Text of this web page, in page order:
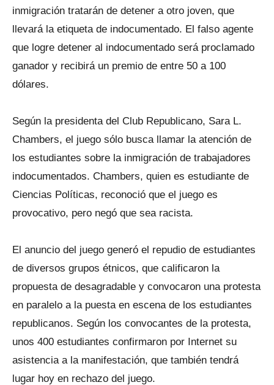
inmigración tratarán de detener a otro joven, que
llevará la etiqueta de indocumentado. El falso agente
que logre detener al indocumentado será proclamado
ganador y recibirá un premio de entre 50 a 100
dólares.
Según la presidenta del Club Republicano, Sara L.
Chambers, el juego sólo busca llamar la atención de
los estudiantes sobre la inmigración de trabajadores
indocumentados. Chambers, quien es estudiante de
Ciencias Políticas, reconoció que el juego es
provocativo, pero negó que sea racista.
El anuncio del juego generó el repudio de estudiantes
de diversos grupos étnicos, que calificaron la
propuesta de desagradable y convocaron una protesta
en paralelo a la puesta en escena de los estudiantes
republicanos. Según los convocantes de la protesta,
unos 400 estudiantes confirmaron por Internet su
asistencia a la manifestación, que también tendrá
lugar hoy en rechazo del juego.